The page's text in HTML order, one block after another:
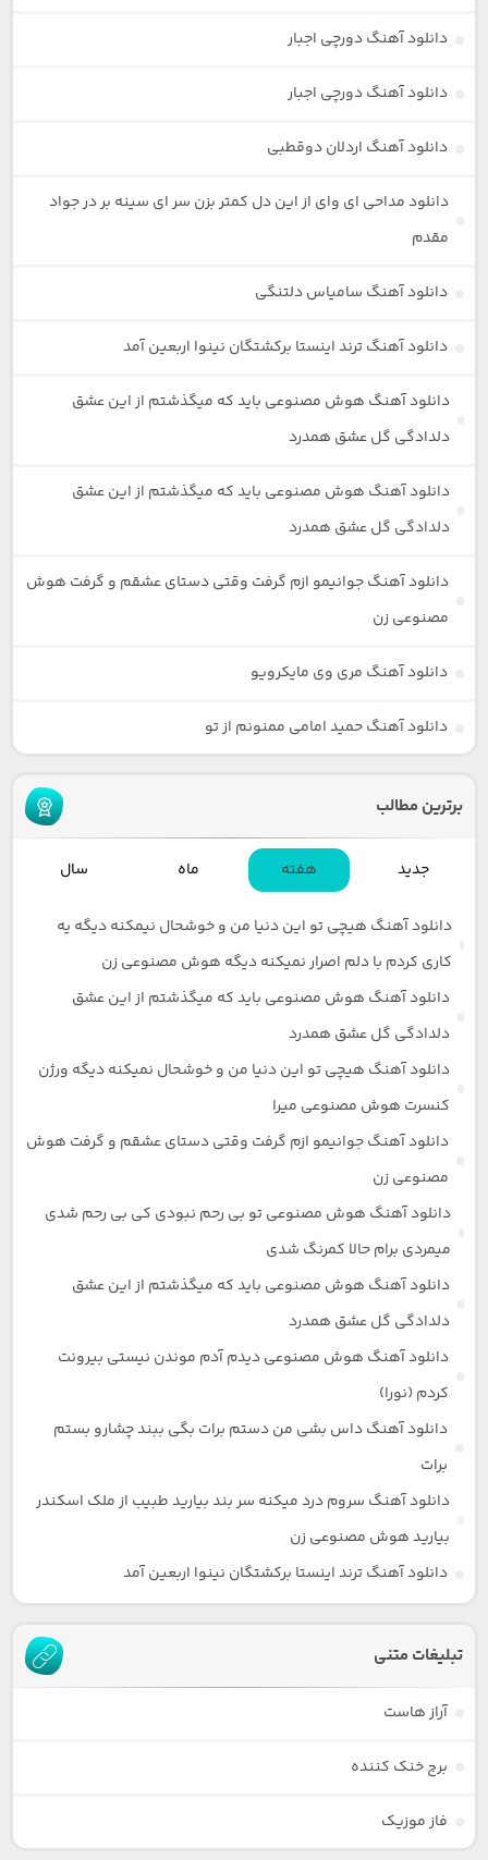
دانلود آهنگ دورچی اجبار
دانلود آهنگ دورچی اجبار
دانلود آهنگ اردلان دوقطبی
دانلود مداحی ای وای از این دل کمتر بزن سر ای سینه بر در جواد
مقدم
دانلود آهنگ سامیاس دلتنگی
دانلود آهنگ ترند اینستا برکشتگان نینوا اربعین آمد
دانلود آهنگ هوش مصنوعی باید که میگذشتم از این عشق
دلدادگی گل عشق همدرد
دانلود آهنگ هوش مصنوعی باید که میگذشتم از این عشق
دلدادگی گل عشق همدرد
دانلود آهنگ جوانیمو ازم گرفت وقتی دستای عشقم و گرفت هوش
مصنوعی زن
دانلود آهنگ مری وی مایکرویو
دانلود آهنگ حمید امامی ممنونم از تو
برترین مطالب
جدید هفته ماه سال
دانلود آهنگ هیچی تو این دنیا من و خوشحال نیمکنه دیگه یه
کاری کردم با دلم اصرار نمیکنه دیگه هوش مصنوعی زن
دانلود آهنگ هوش مصنوعی باید که میگذشتم از این عشق
دلدادگی گل عشق همدرد
دانلود آهنگ هیچی تو این دنیا من و خوشحال نمیکنه دیگه ورژن
کنسرت هوش مصنوعی میرا
دانلود آهنگ جوانیمو ازم گرفت وقتی دستای عشقم و گرفت هوش
مصنوعی زن
دانلود آهنگ هوش مصنوعی تو بی رحم نبودی کی بی رحم شدی
میمردی برام حالا کمرنگ شدی
دانلود آهنگ هوش مصنوعی باید که میگذشتم از این عشق
دلدادگی گل عشق همدرد
دانلود آهنگ هوش مصنوعی دیدم آدم موندن نیستی بیرونت
کردم (نورا)
دانلود آهنگ داس بشی من دستم برات بگی ببند چشارو بستم
برات
دانلود آهنگ سروم درد میکنه سر بند بیارید طبیب از ملک اسکندر
بیارید هوش مصنوعی زن
دانلود آهنگ ترند اینستا برکشتگان نینوا اربعین آمد
تبلیغات متنی
آراز هاست
برج خنک کننده
فاز موزیک